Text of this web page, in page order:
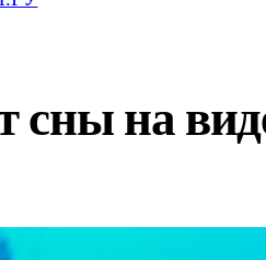
сны на